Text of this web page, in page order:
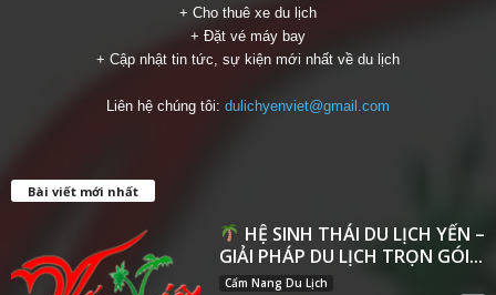
+ Cho thuê xe du lịch
+ Đặt vé máy bay
+ Cập nhật tin tức, sự kiện mới nhất về du lịch
Liên hệ chúng tôi: dulichyenviet@gmail.com
Bài viết mới nhất
HỆ SINH THÁI DU LỊCH YẾN –
GIẢI PHÁP DU LỊCH TRỌN GÓI...
Cẩm Nang Du Lịch